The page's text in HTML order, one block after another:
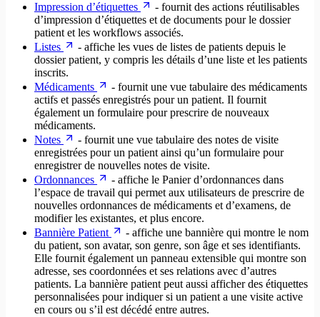
Impression d’étiquettes
- fournit des actions réutilisables
d’impression d’étiquettes et de documents pour le dossier
patient et les workflows associés.
Listes
- affiche les vues de listes de patients depuis le
dossier patient, y compris les détails d’une liste et les patients
inscrits.
Médicaments
- fournit une vue tabulaire des médicaments
actifs et passés enregistrés pour un patient. Il fournit
également un formulaire pour prescrire de nouveaux
médicaments.
Notes
- fournit une vue tabulaire des notes de visite
enregistrées pour un patient ainsi qu’un formulaire pour
enregistrer de nouvelles notes de visite.
Ordonnances
- affiche le Panier d’ordonnances dans
l’espace de travail qui permet aux utilisateurs de prescrire de
nouvelles ordonnances de médicaments et d’examens, de
modifier les existantes, et plus encore.
Bannière Patient
- affiche une bannière qui montre le nom
du patient, son avatar, son genre, son âge et ses identifiants.
Elle fournit également un panneau extensible qui montre son
adresse, ses coordonnées et ses relations avec d’autres
patients. La bannière patient peut aussi afficher des étiquettes
personnalisées pour indiquer si un patient a une visite active
en cours ou s’il est décédé entre autres.